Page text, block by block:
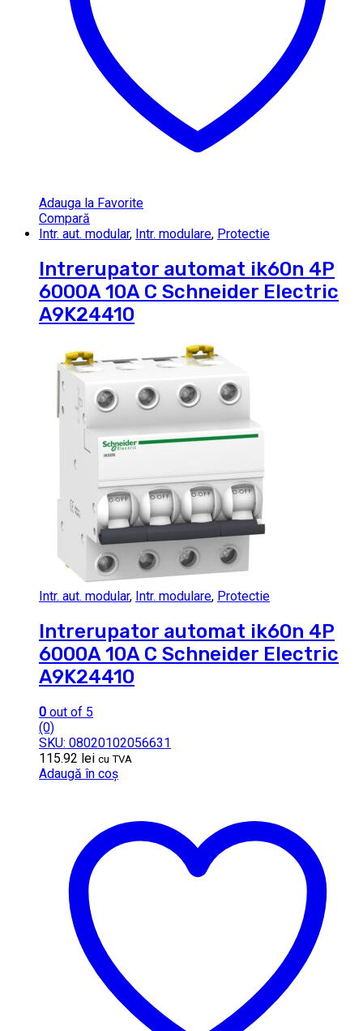
Adauga la Favorite
Compară
Intr. aut. modular, Intr. modulare, Protectie
Intrerupator automat ik60n 4P
6000A 10A C Schneider Electric
A9K24410
Intr. aut. modular, Intr. modulare, Protectie
Intrerupator automat ik60n 4P
6000A 10A C Schneider Electric
A9K24410
0 out of 5
(0)
SKU: 08020102056631
115.92 lei cu TVA
Adaugă în coș